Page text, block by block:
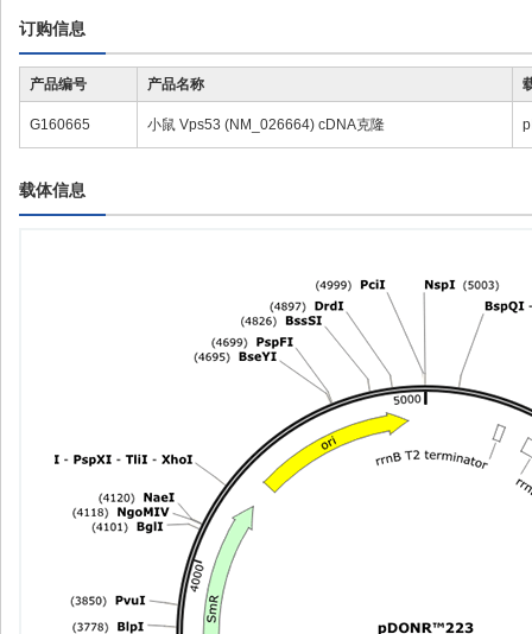
订购信息
产品编号 产品名称
G160665 小鼠 Vps53 (NM_026664) cDNA克隆
载体信息